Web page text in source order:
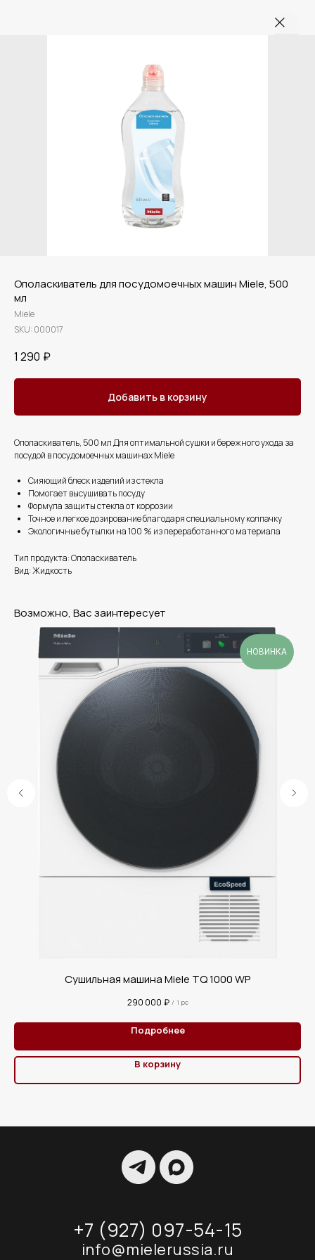
Ополаскиватель для посудомоечных машин Miele, 500
мл
Miele
SKU: 000017
1 290 ₽
Добавить в корзину
Ополаскиватель, 500 мл Для оптимальной сушки и бережного ухода за
посудой в посудомоечных машинах Miele
Сияющий блеск изделий из стекла
Помогает высушивать посуду
Формула защиты стекла от коррозии
Точное и легкое дозирование благодаря специальному колпачку
Экологичные бутылки на 100 % из переработанного материала
Тип продукта: Ополаскиватель
Вид: Жидкость
Возможно, Вас заинтересует
НОВИНКА
Сушильная машина Miele TQ 1000 WP
290 000 ₽ / 1 pc
Подробнее
В корзину
+7 (927) 097-54-15
info@mielerussia.ru